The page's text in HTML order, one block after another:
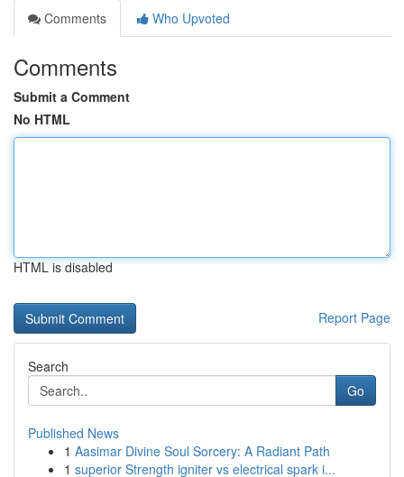
Comments
Who Upvoted
Comments
Submit a Comment
No HTML
HTML is disabled
Report Page
Search
Go
Published News
1 Aasimar Divine Soul Sorcery: A Radiant Path
1 superior Strength igniter vs electrical spark i...